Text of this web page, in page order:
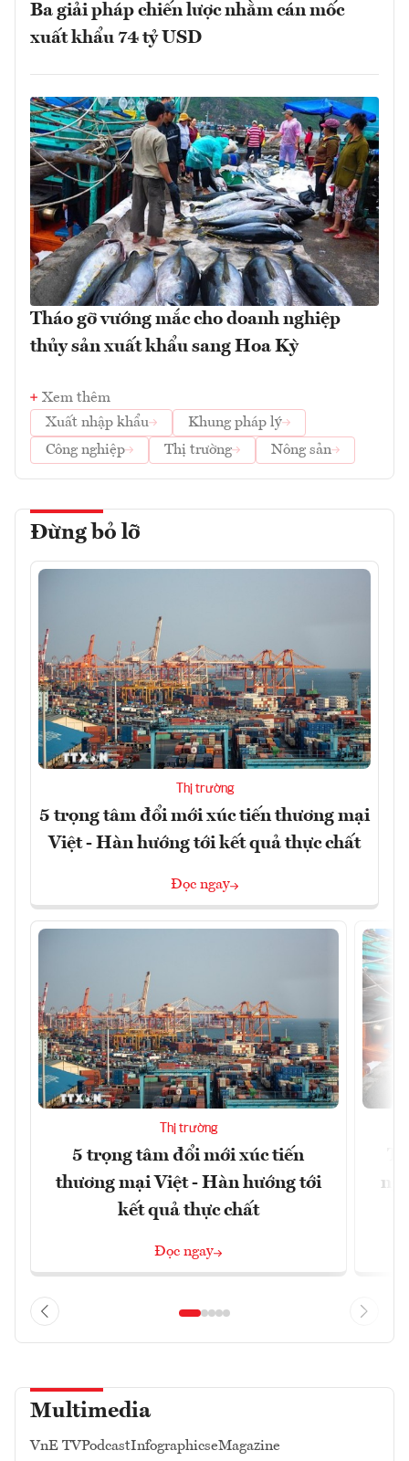
Ba giải pháp chiến lược nhằm cán mốc
xuất khẩu 74 tỷ USD
Tháo gỡ vướng mắc cho doanh nghiệp
thủy sản xuất khẩu sang Hoa Kỳ
Xem thêm
Xuất nhập khẩu
Khung pháp lý
Công nghiệp
Thị trường Nông sản
Đừng bỏ lỡ
Thị trường
5 trọng tâm đổi mới xúc tiến thương mại
Việt - Hàn hướng tới kết quả thực chất
Đọc ngay
Thị trường
5 trọng tâm đổi mới xúc tiến
thương mại Việt - Hàn hướng tới
kết quả thực chất
Đọc ngay
Multimedia
VnE TVPodcastInfographicseMagazine